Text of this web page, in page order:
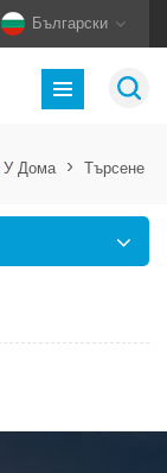
Български
У Дома > Търсене